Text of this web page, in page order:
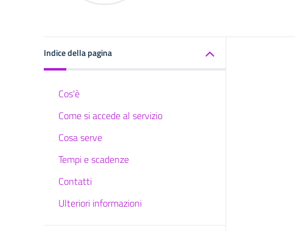
Indice della pagina
Cos'è
Come si accede al servizio
Cosa serve
Tempi e scadenze
Contatti
Ulteriori informazioni